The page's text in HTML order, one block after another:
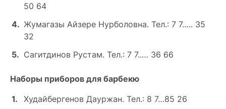
50 64
Жумагазы Айзере Нурболовна. Тел.: 7 7..… 35
32
Сагитдинов Рустам. Тел.: 7 7..… 36 66
Наборы приборов для барбекю
Худайбергенов Дауржан. Тел.: 8 7…85 26